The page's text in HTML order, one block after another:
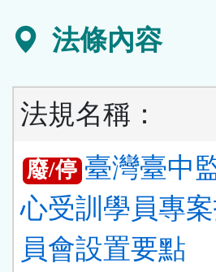
法條內容
法規名稱：
廢/停 臺灣臺中
心受訓學員專
員會設置要點